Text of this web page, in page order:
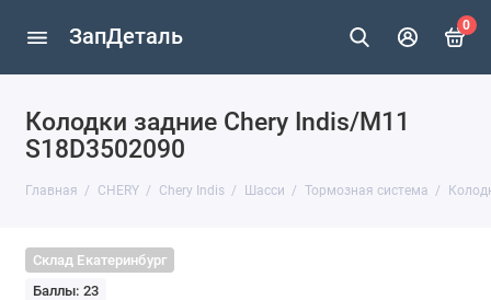
ЗапДеталь 0
Колодки задние Chery Indis/М11
S18D3502090
Главная CHERY Chery Indis Шасси Тормозная система
Склад Екатеринбург
Баллы: 23